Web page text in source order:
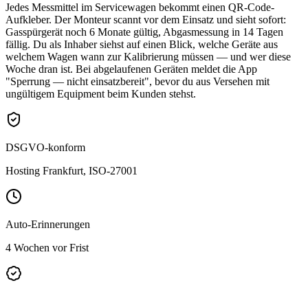
Jedes Messmittel im Servicewagen bekommt einen QR-Code-
Aufkleber. Der Monteur scannt vor dem Einsatz und sieht sofort:
Gasspürgerät noch 6 Monate gültig, Abgasmessung in 14 Tagen
fällig. Du als Inhaber siehst auf einen Blick, welche Geräte aus
welchem Wagen wann zur Kalibrierung müssen — und wer diese
Woche dran ist. Bei abgelaufenen Geräten meldet die App
"Sperrung — nicht einsatzbereit", bevor du aus Versehen mit
ungültigem Equipment beim Kunden stehst.
DSGVO-konform
Hosting Frankfurt, ISO-27001
Auto-Erinnerungen
4 Wochen vor Frist